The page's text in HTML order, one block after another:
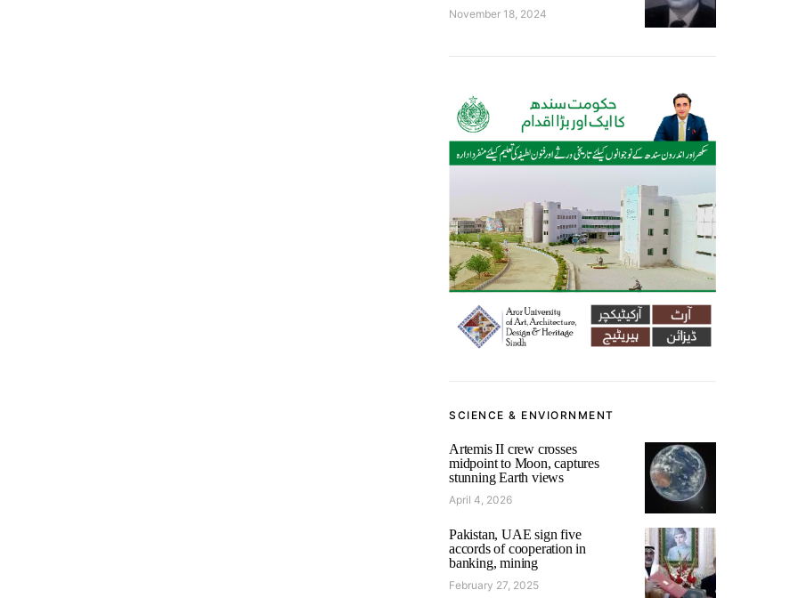
November 18, 2024
SCIENCE & ENVIORNMENT
Artemis II crew crosses
midpoint to Moon, captures
stunning Earth views
April 4, 2026
Pakistan, UAE sign five
accords of cooperation in
banking, mining
February 27, 2025